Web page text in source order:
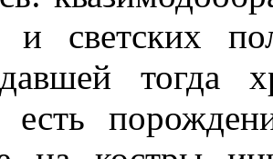
светских
тогда
есть